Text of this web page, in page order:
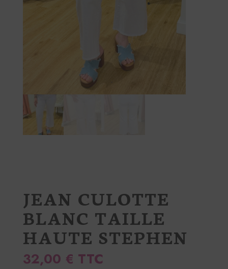
JEAN CULOTTE
BLANC TAILLE
HAUTE STEPHEN
32,00 € TTC